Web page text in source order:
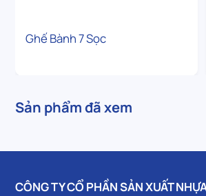
Ghế Bành 7 Sọc
Sản phẩm đã xem
CÔNG TY CỔ PHẦN SẢN XUẤT